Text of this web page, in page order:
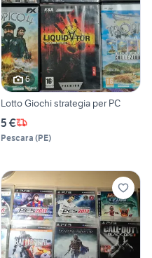
6
Lotto Giochi strategia per PC
5 €
Pescara (PE)